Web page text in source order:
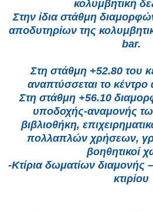
κολυμβητική
Στην ίδια στάθμη
αποδυτηρίων της
bar.
Στη στάθμη +52.80 του
αναπτύσσεται το
Στη στάθμη +56.10
υποδοχής-αναμονής
βιβλιοθήκη,
πολλαπλών χρήσεων,
βοηθητικοί
-Κτίρια δωματίων διαμονής
κτιρίου